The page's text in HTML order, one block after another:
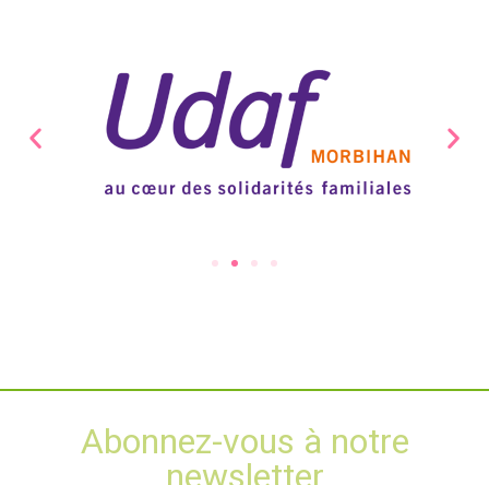
Abonnez-vous à notre
newsletter